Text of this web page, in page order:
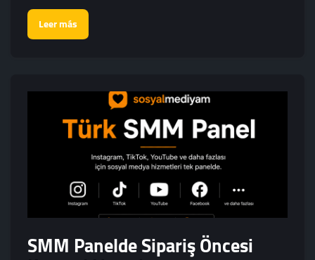
Leer más
SMM Panelde Sipariş Öncesi